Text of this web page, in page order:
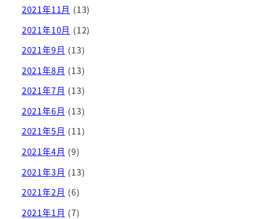
2021年11月 (13)
2021年10月 (12)
2021年9月 (13)
2021年8月 (13)
2021年7月 (13)
2021年6月 (13)
2021年5月 (11)
2021年4月 (9)
2021年3月 (13)
2021年2月 (6)
2021年1月 (7)